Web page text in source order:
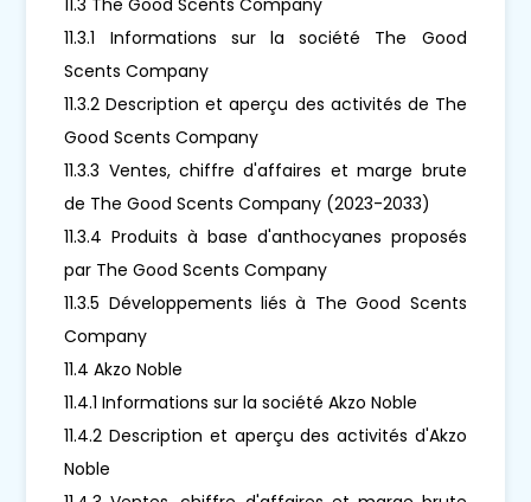
11.3.1 Informations sur la société The Good
Scents Company
11.3.2 Description et aperçu des activités de The
Good Scents Company
11.3.3 Ventes, chiffre d'affaires et marge brute
de The Good Scents Company (2023-2033)
11.3.4 Produits à base d'anthocyanes proposés
par The Good Scents Company
11.3.5 Développements liés à The Good Scents
Company
11.4 Akzo Noble
11.4.1 Informations sur la société Akzo Noble
11.4.2 Description et aperçu des activités d'Akzo
Noble